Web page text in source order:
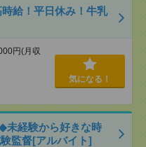
給！平日休み！牛乳
円(月収
気になる！
未経験から好きな時
監督[アルバイト]